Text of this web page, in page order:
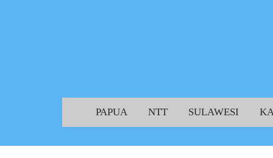
PAPUA NTT SULAWESI